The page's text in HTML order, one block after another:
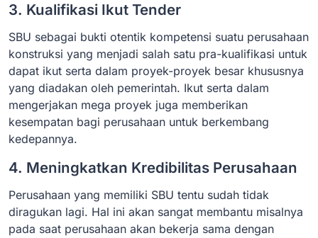
3. Kualifikasi Ikut Tender
SBU sebagai bukti otentik kompetensi suatu perusahaan
konstruksi yang menjadi salah satu pra-kualifikasi untuk
dapat ikut serta dalam proyek-proyek besar khususnya
yang diadakan oleh pemerintah. Ikut serta dalam
mengerjakan mega proyek juga memberikan
kesempatan bagi perusahaan untuk berkembang
kedepannya.
4. Meningkatkan Kredibilitas Perusahaan
Perusahaan yang memiliki SBU tentu sudah tidak
diragukan lagi. Hal ini akan sangat membantu misalnya
pada saat perusahaan akan bekerja sama dengan